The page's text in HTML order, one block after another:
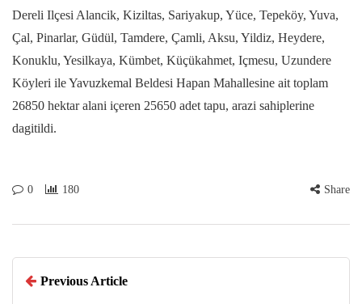
Dereli Ilçesi Alancik, Kiziltas, Sariyakup, Yüce, Tepeköy, Yuva,
Çal, Pinarlar, Güdül, Tamdere, Çamli, Aksu, Yildiz, Heydere,
Konuklu, Yesilkaya, Kümbet, Küçükahmet, Içmesu, Uzundere
Köyleri ile Yavuzkemal Beldesi Hapan Mahallesine ait toplam
26850 hektar alani içeren 25650 adet tapu, arazi sahiplerine
dagitildi.
0 180 Share
Previous Article